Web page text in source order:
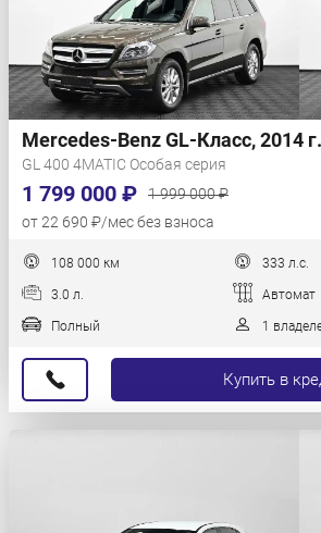
Mercedes-Benz GL-Класс, 2014 г.
GL 400 4MATIC Особая серия
1 799 000 ₽
1 999 000 ₽
от 22 690 ₽/мес без взноса
108 000 км 333 л.с.
3.0 л. Автомат
Полный 1
Купить в